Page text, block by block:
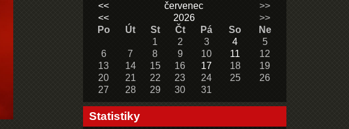
<<
červenec
>>
<<
2026
>>
Po
Út St Čt Pá So
Ne
1
2 3 4
5
6
7 8 9 10 11
12
13
14 15 16 17 18
19
20
21 22 23 24 25
26
27
28 29 30 31
Statistiky